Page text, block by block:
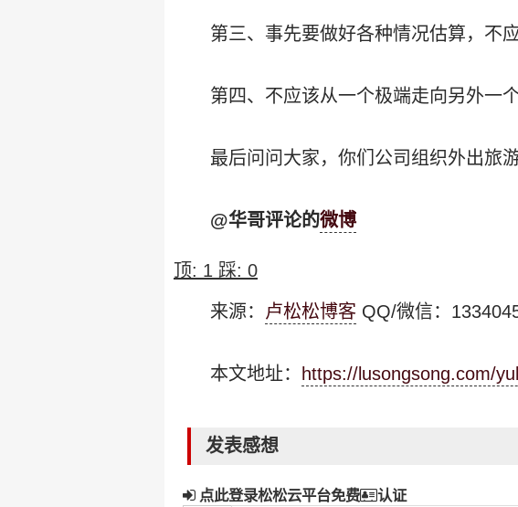
第三、事先要做好各种情况估算，不
第四、不应该从一个极端走向另外一个
最后问问大家，你们公司组织外出旅
@华哥评论的微博
顶: 1 踩: 0
来源： 卢松松博客 QQ/微信：
本文地址： https://lusongsong.com/
发表感想
点此登录松松云平台免费 认证